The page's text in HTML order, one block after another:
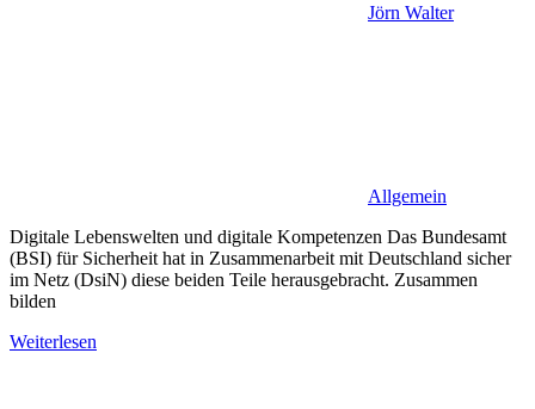
Jörn Walter
Allgemein
Digitale Lebenswelten und digitale Kompetenzen Das Bundesamt
(BSI) für Sicherheit hat in Zusammenarbeit mit Deutschland sicher
im Netz (DsiN) diese beiden Teile herausgebracht. Zusammen
bilden
Weiterlesen